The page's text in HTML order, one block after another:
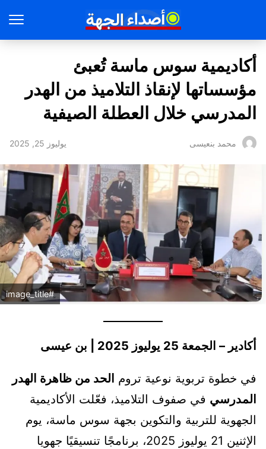
أكاديمية سوس ماسة تُعبئ
مؤسساتها لإنقاذ التلاميذ من الهدر
المدرسي خلال العطلة الصيفية
محمد بنعيسى يوليوز 25, 2025
#image_title
أكادير – الجمعة 25 يوليوز 2025 | بن عيسى
في خطوة تربوية نوعية تروم الحد من ظاهرة الهدر
المدرسي في صفوف التلاميذ، فعّلت الأكاديمية
الجهوية للتربية والتكوين بجهة سوس ماسة، يوم
الإثنين 21 يوليوز 2025، برنامجًا تنسيقيًا جهويا